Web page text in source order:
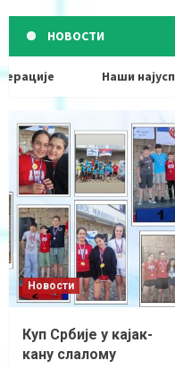
НОВОСТИ
Наши
Новости
Куп Србије у кајак-
кану слалому